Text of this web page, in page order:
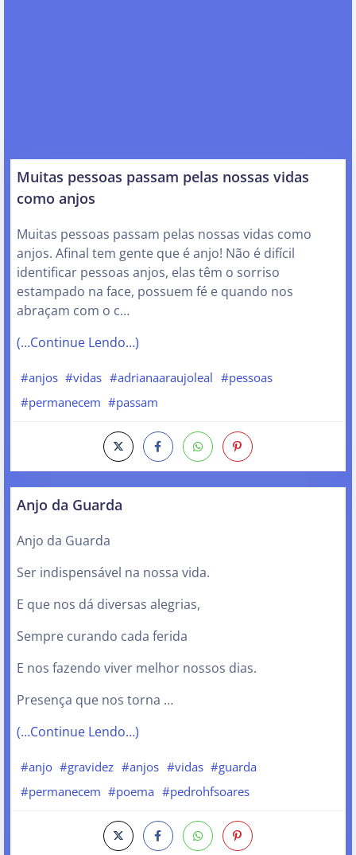
Muitas pessoas passam pelas nossas vidas
como anjos
Muitas pessoas passam pelas nossas vidas como
anjos. Afinal tem gente que é anjo! Não é difícil
identificar pessoas anjos, elas têm o sorriso
estampado na face, possuem fé e quando nos
abraçam com o c…
(…Continue Lendo…)
#anjos #vidas #adrianaaraujoleal #pessoas
#permanecem #passam
Anjo da Guarda
Anjo da Guarda
Ser indispensável na nossa vida.
E que nos dá diversas alegrias,
Sempre curando cada ferida
E nos fazendo viver melhor nossos dias.
Presença que nos torna …
(…Continue Lendo…)
#anjo #gravidez #anjos #vidas #guarda
#permanecem #poema #pedrohfsoares